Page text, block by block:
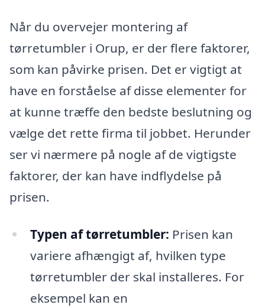
Når du overvejer montering af
tørretumbler i Orup, er der flere faktorer,
som kan påvirke prisen. Det er vigtigt at
have en forståelse af disse elementer for
at kunne træffe den bedste beslutning og
vælge det rette firma til jobbet. Herunder
ser vi nærmere på nogle af de vigtigste
faktorer, der kan have indflydelse på
prisen.
Typen af tørretumbler: Prisen kan
variere afhængigt af, hvilken type
tørretumbler der skal installeres. For
eksempel kan en